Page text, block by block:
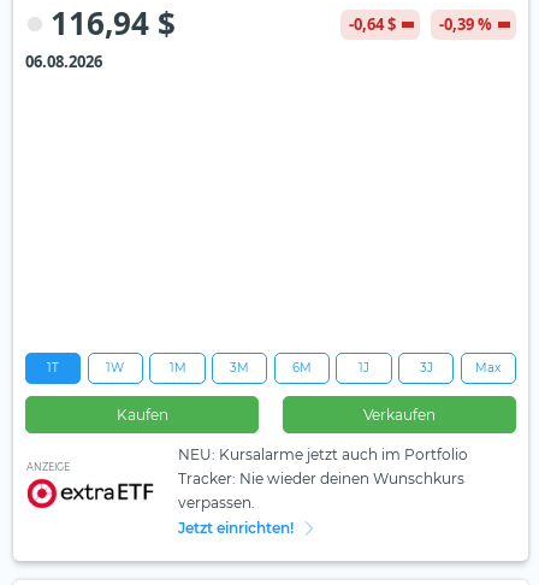
116,94 $ -0,64 $
-0,39 %
06.08.2026
1T 1W 1M 3M 6M 1J 3J Max
Kaufen Verkaufen
ANZEIGE
NEU: Kursalarme jetzt auch im Portfolio
Tracker: Nie wieder deinen Wunschkurs
verpassen.
Jetzt einrichten!